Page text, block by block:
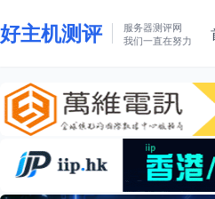
好主机测评
服务器测评网
我们一直在努力